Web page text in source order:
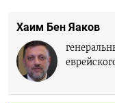
Хаим Бен Яаков